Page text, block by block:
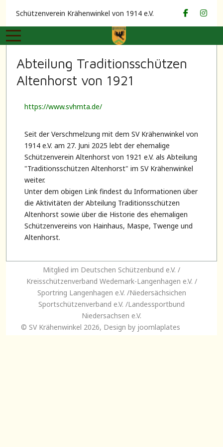
Schützenverein Krähenwinkel von 1914 e.V.
Mobile Menu Toggle
Abteilung Traditionsschützen
Altenhorst von 1921
https://www.svhmta.de/
Seit der Verschmelzung mit dem SV Krähenwinkel von
1914 e.V. am 27. Juni 2025 lebt der ehemalige
Schützenverein Altenhorst von 1921 e.V. als Abteilung
"Traditionsschützen Altenhorst" im SV Krähenwinkel
weiter.
Unter dem obigen Link findest du Informationen über
die Aktivitäten der Abteilung Traditionsschützen
Altenhorst sowie über die Historie des ehemaligen
Schützenvereins von Hainhaus, Maspe, Twenge und
Altenhorst.
Mitglied im Deutschen Schützenbund e.V. /
Kreisschützenverband Wedemark-Langenhagen e.V. /
Sportring Langenhagen e.V. /Niedersächsichen
Sportschützenverband e.V. /Landessportbund
Niedersachsen e.V.
© SV Krähenwinkel 2026, Design by joomlaplates